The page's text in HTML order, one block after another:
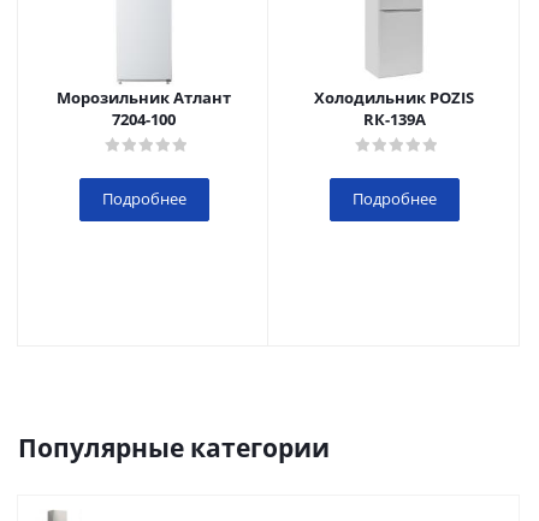
Морозильник Атлант
7204-100
Подробнее
Холодильник POZIS
RК-139А
Подробнее
Популярные категории